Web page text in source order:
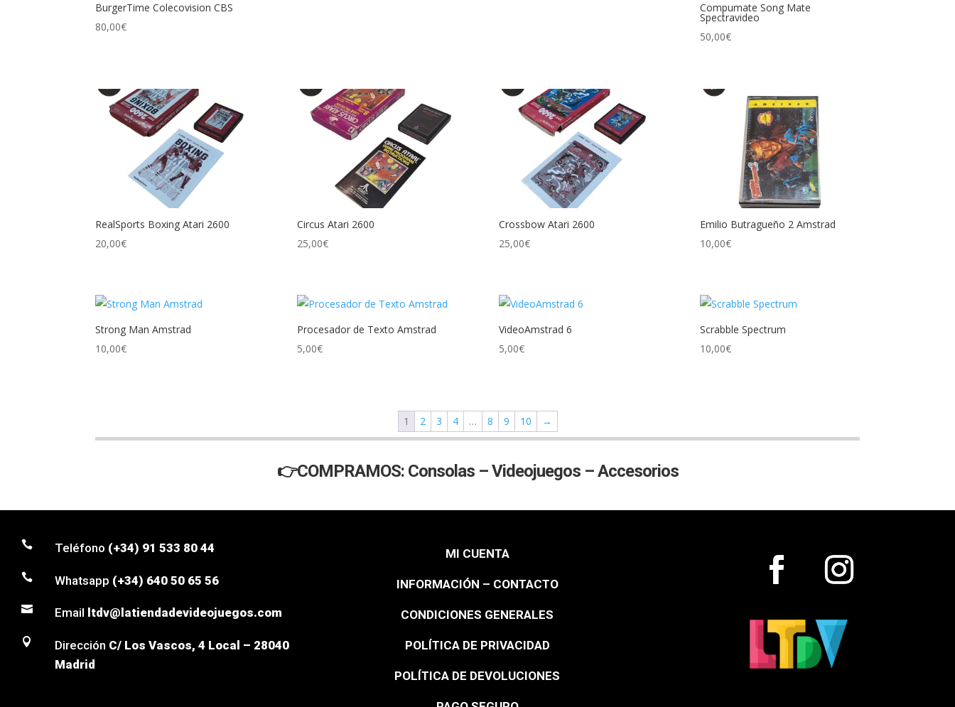
BurgerTime Colecovision CBS
80,00€
Compumate Song Mate
Spectravideo
50,00€
RealSports Boxing Atari 2600
20,00€
Circus Atari 2600
25,00€
Crossbow Atari 2600
25,00€
Emilio Butragueño 2 Amstrad
10,00€
Strong Man Amstrad
10,00€
Procesador de Texto Amstrad
5,00€
VideoAmstrad 6
5,00€
Scrabble Spectrum
10,00€
1 2 3 4 … 8 9 10 →
👉COMPRAMOS: Consolas – Videojuegos – Accesorios
 Teléfono (+34) 91 533 80 44
 Whatsapp (+34) 640 50 65 56
 Email ltdv@latiendadevideojuegos.com
 Dirección C/ Los Vascos, 4 Local – 28040
Madrid
MI CUENTA
INFORMACIÓN – CONTACTO
CONDICIONES GENERALES
POLÍTICA DE PRIVACIDAD
POLÍTICA DE DEVOLUCIONES